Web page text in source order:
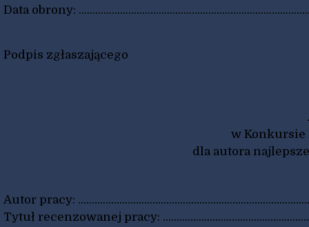
Data obrony:
Podpis zgłaszającego
w Konkursie
dla autora
Autor pracy:
Tytuł recenzowanej pracy: